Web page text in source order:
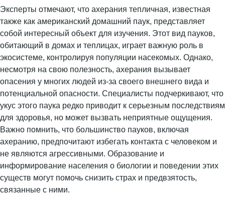
Эксперты отмечают, что ахерания тепличная, известная
также как американский домашний паук, представляет
собой интересный объект для изучения. Этот вид пауков,
обитающий в домах и теплицах, играет важную роль в
экосистеме, контролируя популяции насекомых. Однако,
несмотря на свою полезность, ахерания вызывает
опасения у многих людей из-за своего внешнего вида и
потенциальной опасности. Специалисты подчеркивают, что
укус этого паука редко приводит к серьезным последствиям
для здоровья, но может вызвать неприятные ощущения.
Важно помнить, что большинство пауков, включая
ахеранию, предпочитают избегать контакта с человеком и
не являются агрессивными. Образование и
информирование населения о биологии и поведении этих
существ могут помочь снизить страх и предвзятость,
связанные с ними.